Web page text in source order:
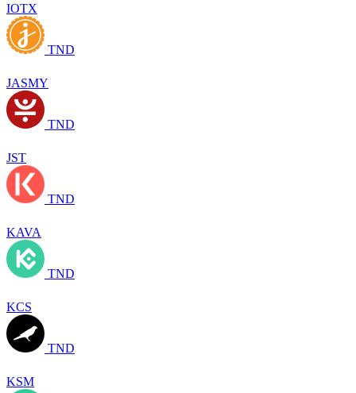
IOTX
TND
JASMY
TND
JST
TND
KAVA
TND
KCS
TND
KSM